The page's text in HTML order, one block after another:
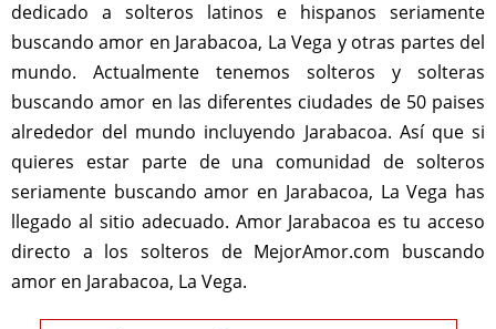
dedicado a solteros latinos e hispanos seriamente
buscando amor en Jarabacoa, La Vega y otras partes del
mundo. Actualmente tenemos solteros y solteras
buscando amor en las diferentes ciudades de 50 paises
alrededor del mundo incluyendo Jarabacoa. Así que si
quieres estar parte de una comunidad de solteros
seriamente buscando amor en Jarabacoa, La Vega has
llegado al sitio adecuado. Amor Jarabacoa es tu acceso
directo a los solteros de MejorAmor.com buscando
amor en Jarabacoa, La Vega.